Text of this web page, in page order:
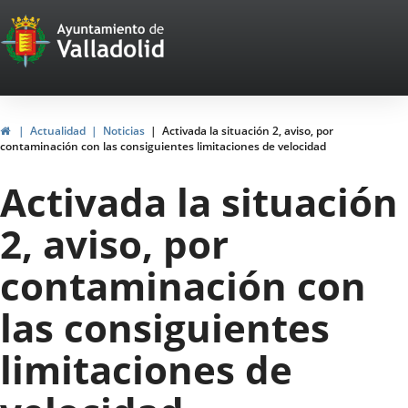
Portal
Web
del
Ayuntamiento
de
Valladolid
HomeActualidad Noticias
Activada la situación 2, aviso, por
contaminación con las consiguientes limitaciones de velocidad
Activada la situación
2, aviso, por
contaminación con
las consiguientes
limitaciones de